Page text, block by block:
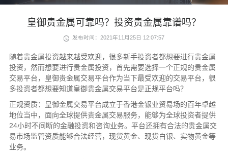
皇御贵金属可靠吗？投资贵金属靠谱吗？
发布时间：2021年11月25日 12:07:57
随着贵金属投资越来越受欢迎，很多新手投资者都想要进行贵金属
投资，然而想要进行贵金属投资，首先需要选择一个正规的贵金属
交易平台，皇御贵金属交易平台作为当下最受欢迎的交易平台，很
多投资者都想要知道皇御贵金属交易平台是正规平台吗？
正规资质：皇御金属交易平台成立于香港金银业贸易场的百年卓越
地位当中，面向全球提供贵金属交易服务，能够为全球投资者提供
24小时不间断的金融投资和咨询业务。平台还拥有合法的贵金属交
易市场监管资质能够合法经营，现货黄金、现货白银、实物黄金等
业务。